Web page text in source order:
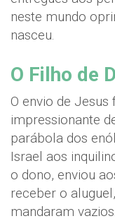
neste mundo
nasceu.
O Filho de
O envio de
impressionante
parábola dos
Israel aos
o dono, enviou
receber o
mandaram vazios.